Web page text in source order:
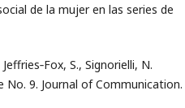
de la mujer en las series de
S., Signorielli, N.
No. 9. Journal of Communication.